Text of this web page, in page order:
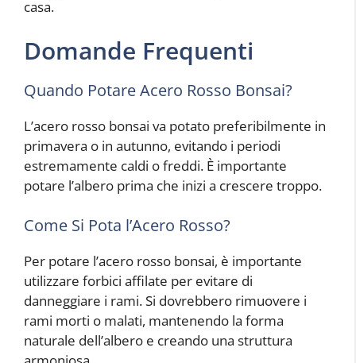
casa.
Domande Frequenti
Quando Potare Acero Rosso Bonsai?
L’acero rosso bonsai va potato preferibilmente in
primavera o in autunno, evitando i periodi
estremamente caldi o freddi. È importante
potare l’albero prima che inizi a crescere troppo.
Come Si Pota l’Acero Rosso?
Per potare l’acero rosso bonsai, è importante
utilizzare forbici affilate per evitare di
danneggiare i rami. Si dovrebbero rimuovere i
rami morti o malati, mantenendo la forma
naturale dell’albero e creando una struttura